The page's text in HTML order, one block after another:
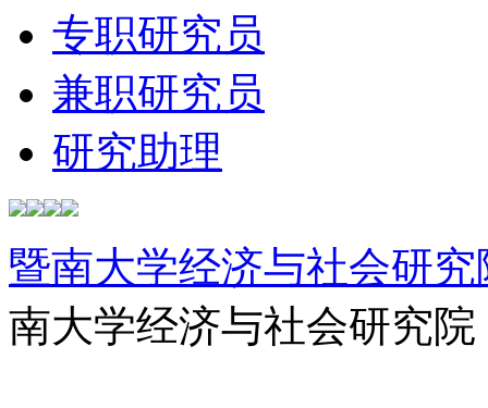
专职研究员
兼职研究员
研究助理
暨南大学经济与社会研究
南大学经济与社会研究